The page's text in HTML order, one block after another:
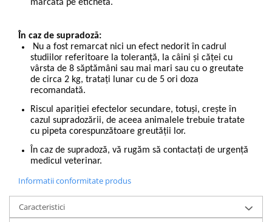
marcată pe eticheta.
În caz de supradoză:
Nu a fost remarcat nici un efect nedorit în cadrul
studiilor referitoare la toleranţă, la câini şi căţei cu
vârsta de 8 săptămâni sau mai mari sau cu o greutate
de circa 2 kg, trataţi lunar cu de 5 ori doza
recomandată.
Riscul apariţiei efectelor secundare, totuşi, creşte în
cazul supradozării, de aceea animalele trebuie tratate
cu pipeta corespunzătoare greutăţii lor.
În caz de supradoză, vă rugăm să contactați de urgență
medicul veterinar.
Informatii conformitate produs
Caracteristici